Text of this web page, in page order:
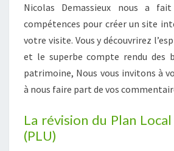
Nicolas Demassieux nous a
compétences pour créer un site
votre visite. Vous y découvrirez
et le superbe compte rendu des
patrimoine, Nous vous invitons à
à nous faire part de vos
La révision du Plan
(PLU)